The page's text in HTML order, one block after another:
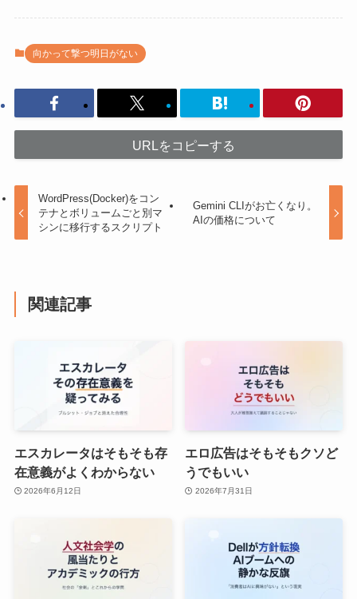
向かって撃つ明日がない
URLをコピーする
WordPress(Docker)をコン
テナとボリュームごと別マ
シンに移行するスクリプト
Gemini CLIがお亡くなり。
AIの価格について
関連記事
エスカレータはそもそも存
在意義がよくわからない
2026年6月12日
エロ広告はそもそもクソど
うでもいい
2026年7月31日